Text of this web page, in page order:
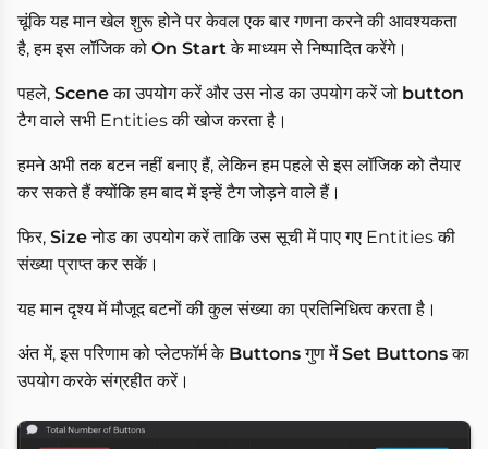
चूंकि यह मान खेल शुरू होने पर केवल एक बार गणना करने की आवश्यकता
है, हम इस लॉजिक को On Start के माध्यम से निष्पादित करेंगे।
पहले, Sceneका उपयोग करें और उस नोड का उपयोग करें जो button
टैग वाले सभी Entities की खोज करता है।
हमने अभी तक बटन नहीं बनाए हैं, लेकिन हम पहले से इस लॉजिक को तैयार
कर सकते हैं क्योंकि हम बाद में इन्हें टैग जोड़ने वाले हैं।
फिर, Sizeनोड का उपयोग करें ताकि उस सूची में पाए गए Entities की
संख्या प्राप्त कर सकें।
यह मान दृश्य में मौजूद बटनों की कुल संख्या का प्रतिनिधित्व करता है।
अंत में, इस परिणाम को प्लेटफॉर्म के Buttonsगुण मेंSet Buttonsका
उपयोग करके संग्रहीत करें।